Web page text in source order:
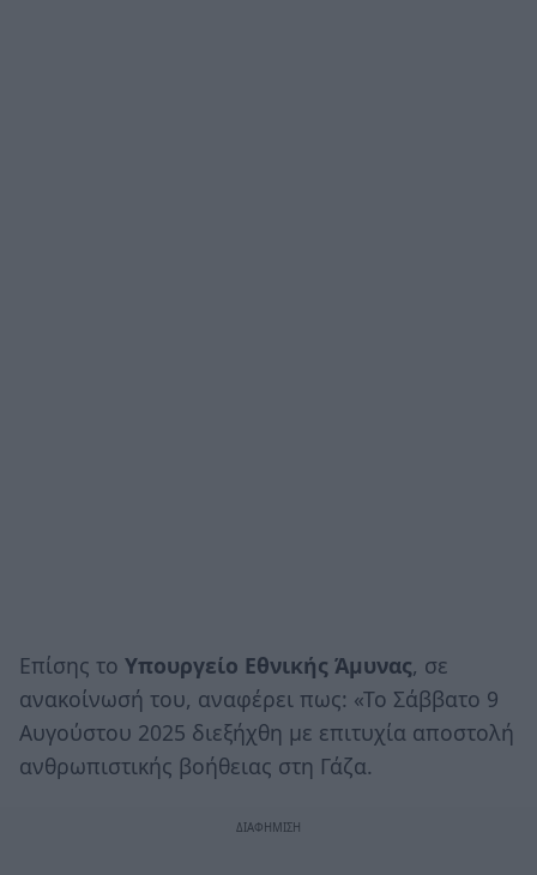
Επίσης το Υπουργείο Εθνικής Άμυνας, σε
ανακοίνωσή του, αναφέρει πως: «Το Σάββατο 9
Αυγούστου 2025 διεξήχθη με επιτυχία αποστολή
ανθρωπιστικής βοήθειας στη Γάζα.